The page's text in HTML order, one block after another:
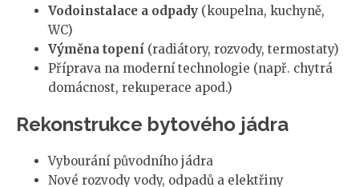
Vodoinstalace a odpady (koupelna, kuchyně,
WC)
Výměna topení (radiátory, rozvody, termostaty)
Příprava na moderní technologie (např. chytrá
domácnost, rekuperace apod.)
Rekonstrukce bytového jádra
Vybourání původního jádra
Nové rozvody vody, odpadů a elektřiny